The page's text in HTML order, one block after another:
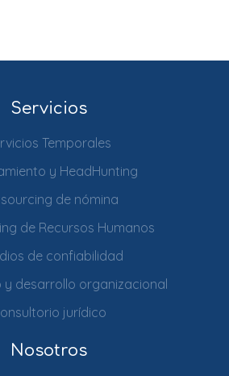
Servicios
Temporales
y HeadHunting
de nómina
de Recursos Humanos
de confiabilidad
y desarrollo organizacional
jurídico
Nosotros